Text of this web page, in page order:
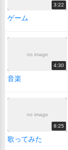
3:22
ゲーム
no image
4:30
音楽
no image
8:25
歌ってみた